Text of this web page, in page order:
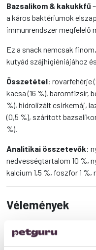
Bazsalikom & kakukkfű
a káros baktériumok
immunrendszer megfelelő
Ez a snack nemcsak
kutyád szájhigiéniájához
Összetétel: rovarfehérje
kacsa (16 %), baromfizsír,
%), hidrolizált csirkemáj,
(0,5 %), szárított
%).
Analitikai összetevők:
nedvességtartalom 10 %,
kalcium 1,5 %, foszfor 1 %,
Vélemények